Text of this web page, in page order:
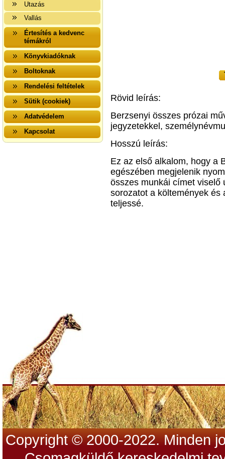
Utazás
Vallás
Értesítés a kedvenc
témákról
Könyvkiadóknak
Boltoknak
Rendelési feltételek
Sütik (cookiek)
Adatvédelem
Kapcsolat
Rövid leírás:
Berzsenyi összes prózai
jegyzetekkel,
Hosszú leírás:
Ez az első alkalom, hogy a
egészében megjelenik
összes munkái címet viselő
sorozatot a költemények és
teljessé.
Copyright © 2000-2022. Minden